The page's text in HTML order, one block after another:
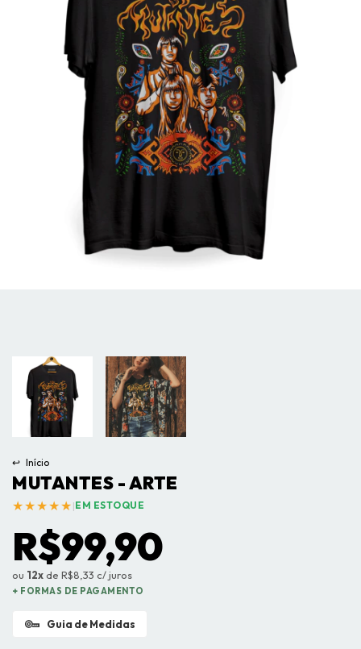
↩ Início
MUTANTES - ARTE
★★★★★|EM ESTOQUE
R$99,90
ou 12x de R$8,33 c/ juros
+ FORMAS DE PAGAMENTO
Guia de Medidas